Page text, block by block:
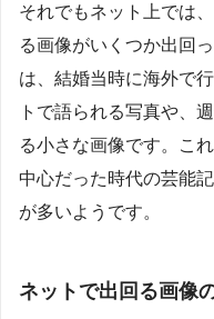
それでもネット上では
る画像がいくつか出回
は、結婚当時に海外で
トで語られる写真や、
る小さな画像です。こ
中心だった時代の芸能
が多いようです。
ネットで出回る画像